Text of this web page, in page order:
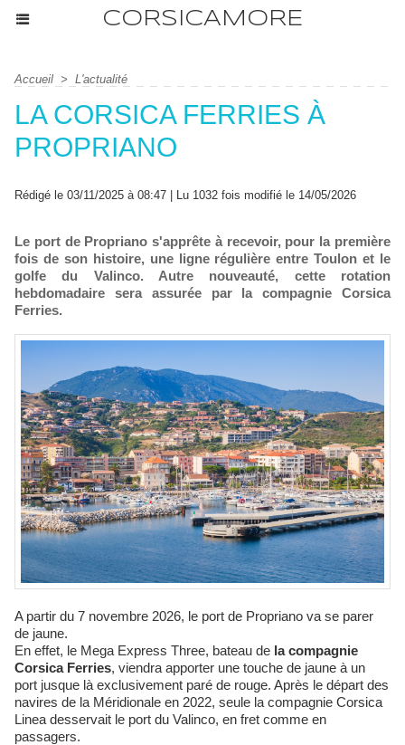
CORSICAMORE
Accueil > L'actualité
LA CORSICA FERRIES À
PROPRIANO
Rédigé le 03/11/2025 à 08:47 | Lu 1032 fois modifié le 14/05/2026
Le port de Propriano s'apprête à recevoir, pour la première
fois de son histoire, une ligne régulière entre Toulon et le
golfe du Valinco. Autre nouveauté, cette rotation
hebdomadaire sera assurée par la compagnie Corsica
Ferries.
A partir du 7 novembre 2026, le port de Propriano va se parer
de jaune.
En effet, le Mega Express Three, bateau de la compagnie
Corsica Ferries, viendra apporter une touche de jaune à un
port jusque là exclusivement paré de rouge. Après le départ des
navires de la Méridionale en 2022, seule la compagnie Corsica
Linea desservait le port du Valinco, en fret comme en
passagers.